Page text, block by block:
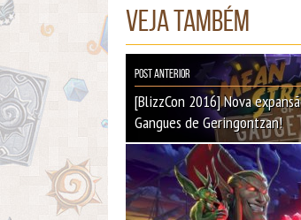
Veja também
Post Anterior
[BlizzCon 2016] Nova
Gangues de Geringontzan!